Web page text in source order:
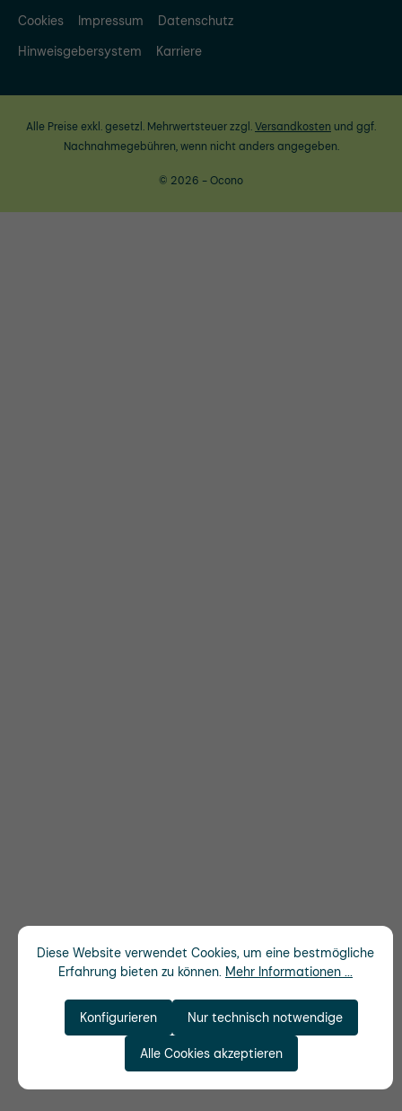
Cookies Impressum
Datenschutz
Hinweisgebersystem
Karriere
Alle Preise exkl. gesetzl. Mehrwertsteuer zzgl.Versandkosten und ggf.
Nachnahmegebühren, wenn nicht anders angegeben.
© 2026 - Ocono
Diese Website verwendet Cookies, um eine bestmögliche
Erfahrung bieten zu können. Mehr Informationen ...
Nur technisch notwendige
Konfigurieren
Alle Cookies akzeptieren